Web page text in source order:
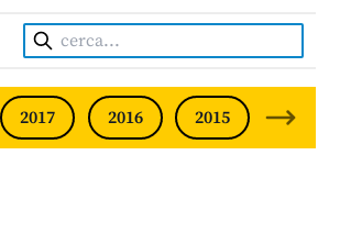
Cerca:
2017 2016 2015 2014